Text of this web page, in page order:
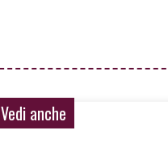
Vedi anche